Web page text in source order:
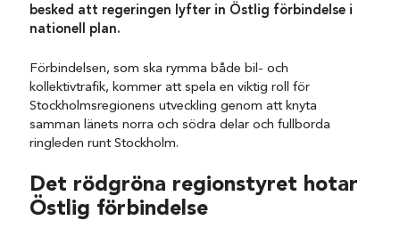
besked att regeringen lyfter in Östlig förbindelse i
nationell plan.
Förbindelsen, som ska rymma både bil- och
kollektivtrafik, kommer att spela en viktig roll för
Stockholmsregionens utveckling genom att knyta
samman länets norra och södra delar och fullborda
ringleden runt Stockholm.
Det rödgröna regionstyret hotar
Östlig förbindelse